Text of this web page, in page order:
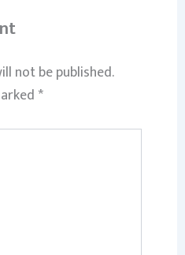
not be published.
*